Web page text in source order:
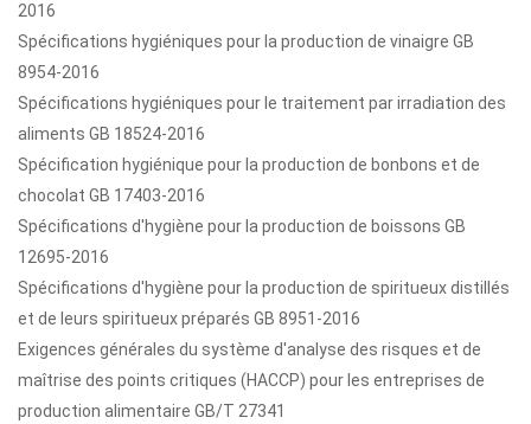
2016
Spécifications hygiéniques pour la production de vinaigre GB
8954-2016
Spécifications hygiéniques pour le traitement par irradiation des
aliments GB 18524-2016
Spécification hygiénique pour la production de bonbons et de
chocolat GB 17403-2016
Spécifications d'hygiène pour la production de boissons GB
12695-2016
Spécifications d'hygiène pour la production de spiritueux distillés
et de leurs spiritueux préparés GB 8951-2016
Exigences générales du système d'analyse des risques et de
maîtrise des points critiques (HACCP) pour les entreprises de
production alimentaire GB/T 27341